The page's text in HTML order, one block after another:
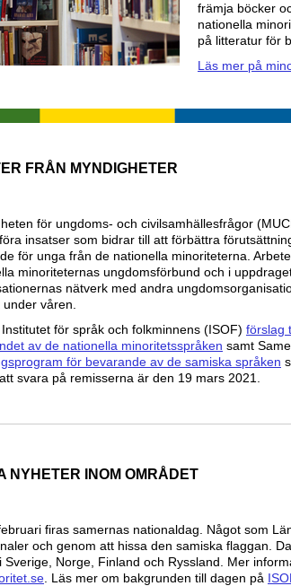
främja böcker
nationella
på litteratur för
Läs mer på
FRÅN MYNDIGHETER
för ungdoms- och civilsamhällesfrågor
insatser som bidrar till att förbättra
för unga från de nationella minoriteterna.
minoriteternas ungdomsförbund och i
nätverk med andra
våren.
för språk och folkminnens (ISOF) förslag
av de nationella minoritetsspråken samt
för bevarande av de samiska språken
svara på remisserna är den 19 mars 2021.
NYHETER INOM OMRÅDET
firas samernas nationaldag. Något som
och genom att hissa den samiska flaggan.
Sverige, Norge, Finland och Ryssland. Mer
. Läs mer om bakgrunden till dagen på